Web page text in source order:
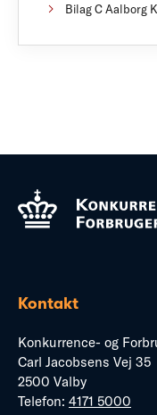
Bilag C Aalborg
Kontakt
Konkurrence- og
Carl Jacobsens Vej 35
2500 Valby
Telefon: 4171 5000